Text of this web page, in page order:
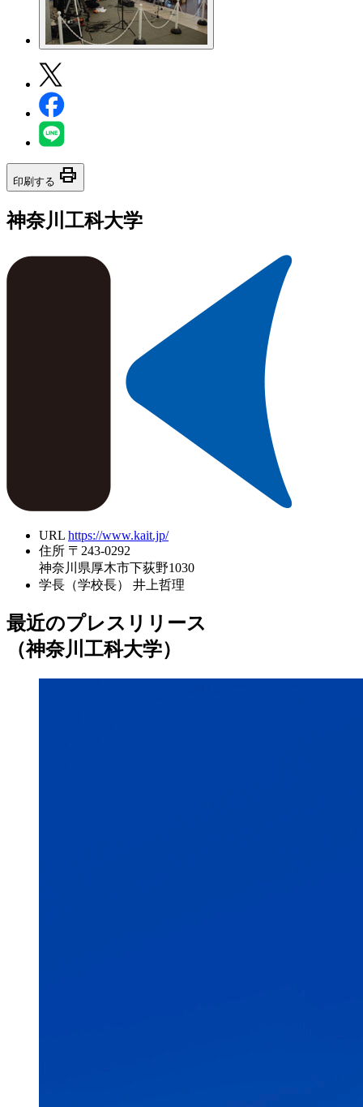
印刷する print
神奈川工科大学
URL https://www.kait.jp/
住所 〒243-0292
神奈川県厚木市下荻野1030
学長（学校長）
井上哲理
最近のプレスリリース
（神奈川工科大学）